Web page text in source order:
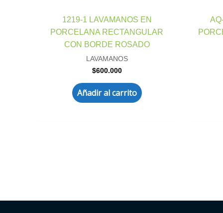
1219-1 LAVAMANOS EN
PORCELANA RECTANGULAR
CON BORDE ROSADO
LAVAMANOS
$600.000
Añadir al carrito